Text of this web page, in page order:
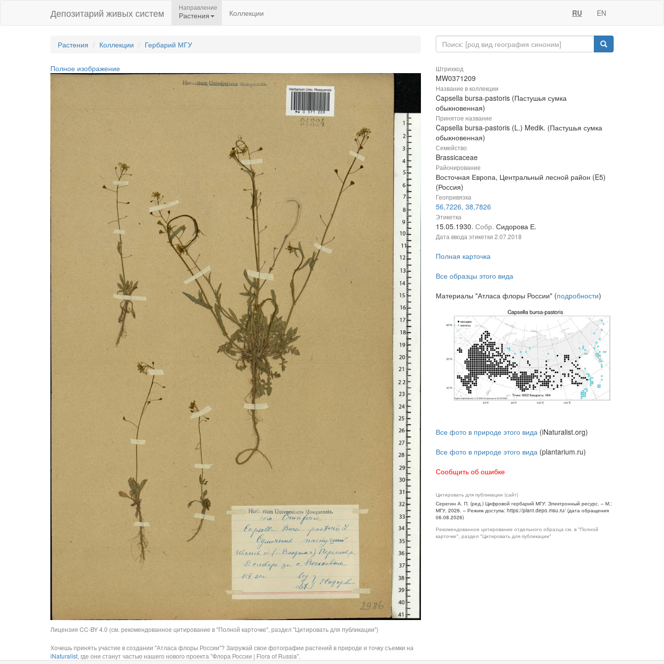
Депозитарий живых систем Направление
Растения Коллекции RU EN
Растения Коллекции Гербарий МГУ
Полное изображение
Лицензия CC-BY 4.0 (см. рекомендованное цитирование в "Полной карточке", раздел "Цитировать для публикации")
Хочешь принять участие в создании "Атласа флоры России"? Загружай свои фотографии растений в природе и точку съемки на
iNaturalist, где они станут частью нашего нового проекта "Флора России | Flora of Russia".
Штрихкод
MW0371209
Название в коллекции
Capsella bursa-pastoris (Пастушья сумка
обыкновенная)
Принятое название
Capsella bursa-pastoris (L.) Medik. (Пастушья сумка
обыкновенная)
Семейство
Brassicaceae
Районирование
Восточная Европа, Центральный лесной район (E5)
(Россия)
Геопривязка
56,7226, 38,7826
Этикетка
15.05.1930. Собр. Сидорова Е.
Дата ввода этикетки 2.07.2018
Полная карточка
Все образцы этого вида
Материалы "Атласа флоры России" (подробности)
Все фото в природе этого вида (iNaturalist.org)
Все фото в природе этого вида (plantarium.ru)
Сообщить об ошибке
Цитировать для публикации (сайт)
Серегин А. П. (ред.) Цифровой гербарий МГУ: Электронный ресурс. – М.:
МГУ, 2026. – Режим доступа: https://plant.depo.msu.ru/ (дата обращения
06.08.2026)
Рекомендованное цитирование отдельного образца см. в "Полной
карточке", раздел "Цитировать для публикации"